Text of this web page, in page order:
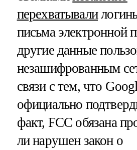
перехватывали
письма электронной
другие данные
незашифрованным
связи с тем, что
официально
факт, FCC обязана
ли нарушен закон о